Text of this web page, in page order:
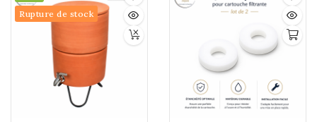
Rupture de stock